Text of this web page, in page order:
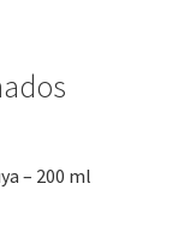
– 200 ml